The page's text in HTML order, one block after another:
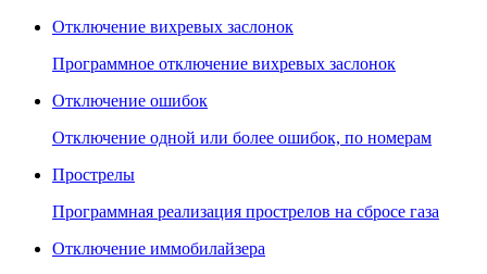
Отключение вихревых заслонок
Программное отключение вихревых заслонок
Отключение ошибок
Отключение одной или более ошибок, по номерам
Прострелы
Программная реализация прострелов на сбросе газа
Отключение иммобилайзера